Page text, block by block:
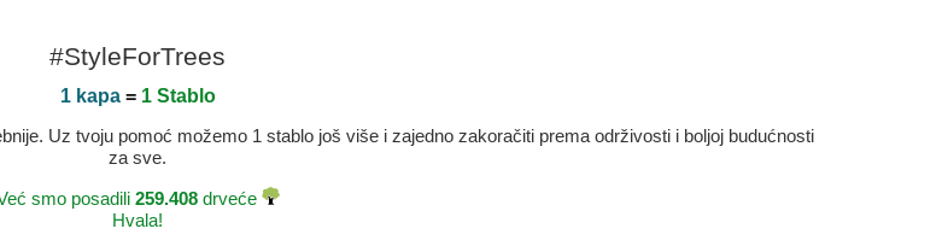
#StyleForTrees
1 kapa= 1 Stablo
Uz tvoju pomoć možemo 1 stablo još više i zajedno zakoračiti prema održivosti i boljoj budućnosti
za sve.
smo posadili 259.408drveće
Hvala!